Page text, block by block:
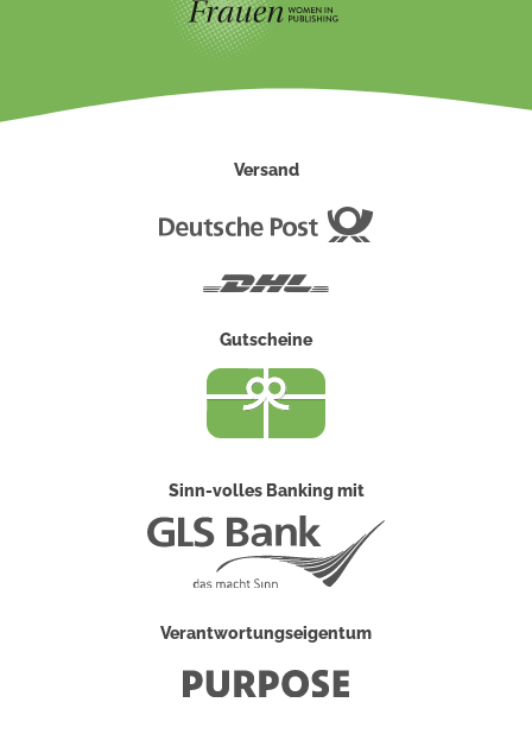
Versand
Gutscheine
Sinn-volles Banking mit
Verantwortungseigentum